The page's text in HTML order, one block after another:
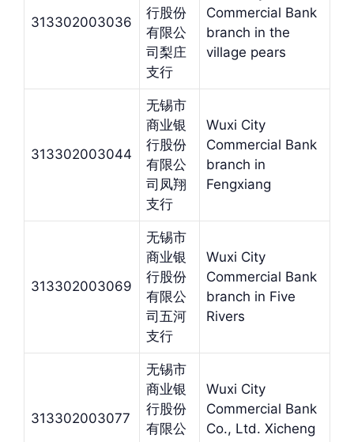
313302003036
行股份
有限公
司梨庄
支行
Commercial Bank
branch in the
village pears
313302003044
无锡市
商业银
行股份
有限公
司凤翔
支行
Wuxi City
Commercial Bank
branch in
Fengxiang
313302003069
无锡市
商业银
行股份
有限公
司五河
支行
Wuxi City
Commercial Bank
branch in Five
Rivers
313302003077
无锡市
商业银
行股份
有限公
Wuxi City
Commercial Bank
Co., Ltd. Xicheng